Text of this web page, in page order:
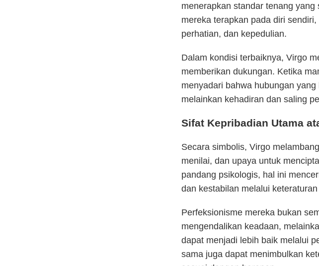
menerapkan standar tenang
mereka terapkan pada diri
perhatian, dan kepedulian.
Dalam kondisi terbaiknya, Virgo
memberikan dukungan. Ketika
menyadari bahwa hubungan
melainkan kehadiran dan saling
Sifat Kepribadian Utama
Secara simbolis, Virgo
menilai, dan upaya untuk
pandang psikologis, hal ini
dan kestabilan melalui
Perfeksionisme mereka bukan
mengendalikan keadaan,
dapat menjadi lebih baik melalui
sama juga dapat menimbulkan